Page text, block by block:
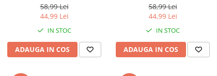
58,99 Lei
44,99 Lei
IN STOC
ADAUGA IN COS
58,99 Lei
44,99 Lei
IN STOC
ADAUGA IN COS